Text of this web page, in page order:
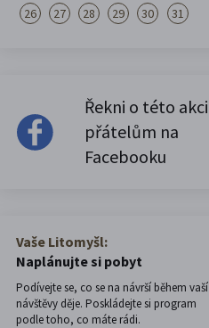
26
27 28 29 30 31
Řekni o této akci
přátelům na
Facebooku
Vaše Litomyšl:
Naplánujte si pobyt
Podívejte se, co se na návrší během vaší
návštěvy děje. Poskládejte si program
podle toho, co máte rádi.